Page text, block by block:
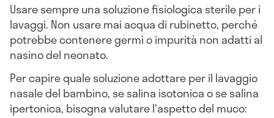
Usare sempre una soluzione fisiologica sterile per i
lavaggi. Non usare mai acqua di rubinetto, perché
potrebbe contenere germi o impurità non adatti al
nasino del neonato.
Per capire quale soluzione adottare per il lavaggio
nasale del bambino, se salina isotonica o se salina
ipertonica, bisogna valutare l'aspetto del muco: